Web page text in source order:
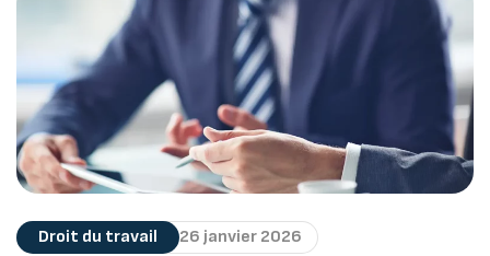
Droit du travail 26 janvier 2026